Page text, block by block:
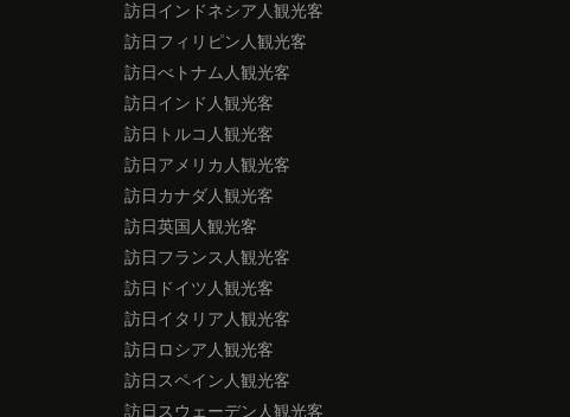
訪日インドネシア人観光客
訪日フィリピン人観光客
訪日べトナム人観光客
訪日インド人観光客
訪日トルコ人観光客
訪日アメリカ人観光客
訪日カナダ人観光客
訪日英国人観光客
訪日フランス人観光客
訪日ドイツ人観光客
訪日イタリア人観光客
訪日ロシア人観光客
訪日スペイン人観光客
訪日スウェーデン人観光客